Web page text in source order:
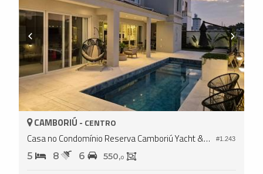
#1.243
CAMBORIÚ - CENTRO
Casa no Condomínio Reserva Camboriú Yacht & Golf
5 8 6 550,0